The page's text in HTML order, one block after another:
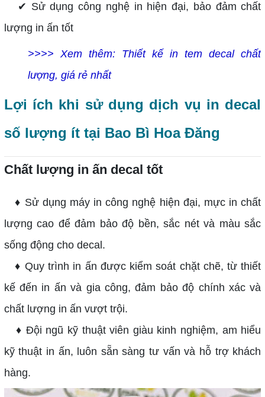
✔ Sử dụng công nghệ in hiện đại, bảo đảm chất
lượng in ấn tốt
>>>> Xem thêm: Thiết kế in tem decal chất
lượng, giá rẻ nhất
Lợi ích khi sử dụng dịch vụ in decal
số lượng ít tại Bao Bì Hoa Đăng
Chất lượng in ấn decal tốt
♦ Sử dụng máy in công nghệ hiện đại, mực in chất
lượng cao để đảm bảo độ bền, sắc nét và màu sắc
sống động cho decal.
♦ Quy trình in ấn được kiểm soát chặt chẽ, từ thiết
kế đến in ấn và gia công, đảm bảo độ chính xác và
chất lượng in ấn vượt trội.
♦ Đội ngũ kỹ thuật viên giàu kinh nghiệm, am hiểu
kỹ thuật in ấn, luôn sẵn sàng tư vấn và hỗ trợ khách
hàng.